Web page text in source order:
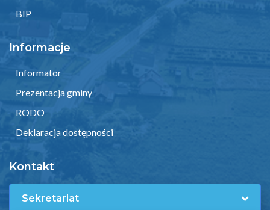
BIP
Informacje
Informator
Prezentacja gminy
RODO
Deklaracja dostępności
Kontakt
Sekretariat